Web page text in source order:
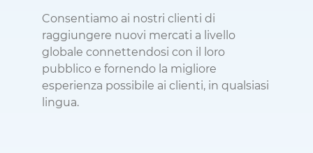
Consentiamo ai nostri clienti di
raggiungere nuovi mercati a livello
globale connettendosi con il loro
pubblico e fornendo la migliore
esperienza possibile ai clienti, in qualsiasi
lingua.